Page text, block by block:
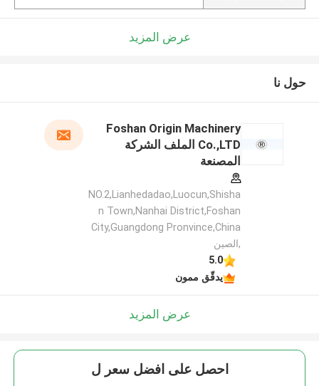
عرض المزيد
حول نا
Foshan Origin Machinery
Co.,LTD الملف الشركة
المصنعة
NO.2,Lianhedadao,Luocun,Shisha
n Town,Nanhai District,Foshan
City,Guangdong Pronvince,China
,الصين
5.0
يدقّق ممون
عرض المزيد
احصل على افضل سعر ل